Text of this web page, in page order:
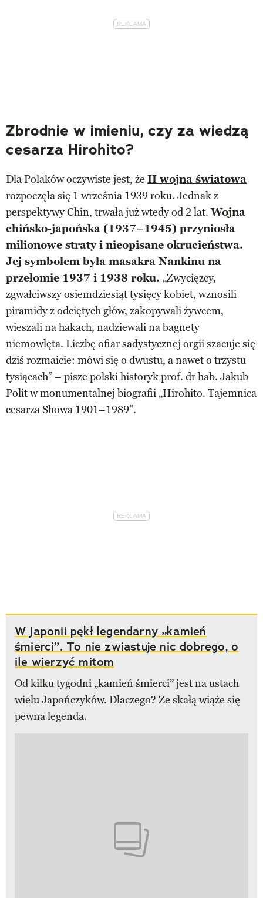
Zbrodnie w imieniu, czy za wiedzą
cesarza Hirohito?
Dla Polaków oczywiste jest, że II wojna światowa
rozpoczęła się 1 września 1939 roku. Jednak z
perspektywy Chin, trwała już wtedy od 2 lat.Wojna
chińsko-japońska (1937–1945) przyniosła
milionowe straty i nieopisane okrucieństwa.
Jej symbolem była masakra Nankinu na
przełomie 1937 i 1938 roku. „Zwycięzcy,
zgwałciwszy osiemdziesiąt tysięcy kobiet, wznosili
piramidy z odciętych głów, zakopywali żywcem,
wieszali na hakach, nadziewali na bagnety
niemowlęta. Liczbę ofiar sadystycznej orgii szacuje się
dziś rozmaicie: mówi się o dwustu, a nawet o trzystu
tysiącach” – pisze polski historyk prof. dr hab. Jakub
Polit w monumentalnej biografii „Hirohito. Tajemnica
cesarza Showa 1901–1989”.
W Japonii pękł legendarny „kamień
śmierci”. To nie zwiastuje nic dobrego, o
ile wierzyć mitom
Od kilku tygodni „kamień śmierci” jest na ustach
wielu Japończyków. Dlaczego? Ze skałą wiąże się
pewna legenda.